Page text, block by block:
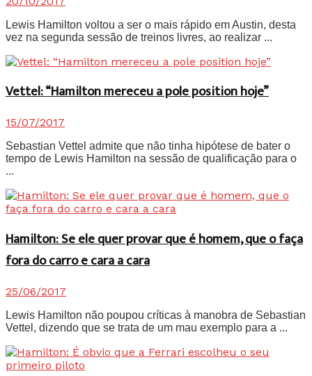
Lewis Hamilton voltou a ser o mais rápido em Austin, desta
vez na segunda sessão de treinos livres, ao realizar ...
Vettel: “Hamilton mereceu a pole position hoje”
15/07/2017
Sebastian Vettel admite que não tinha hipótese de bater o
tempo de Lewis Hamilton na sessão de qualificação para o
...
Hamilton: Se ele quer provar que é homem, que o faça
fora do carro e cara a cara
25/06/2017
Lewis Hamilton não poupou críticas à manobra de Sebastian
Vettel, dizendo que se trata de um mau exemplo para a ...